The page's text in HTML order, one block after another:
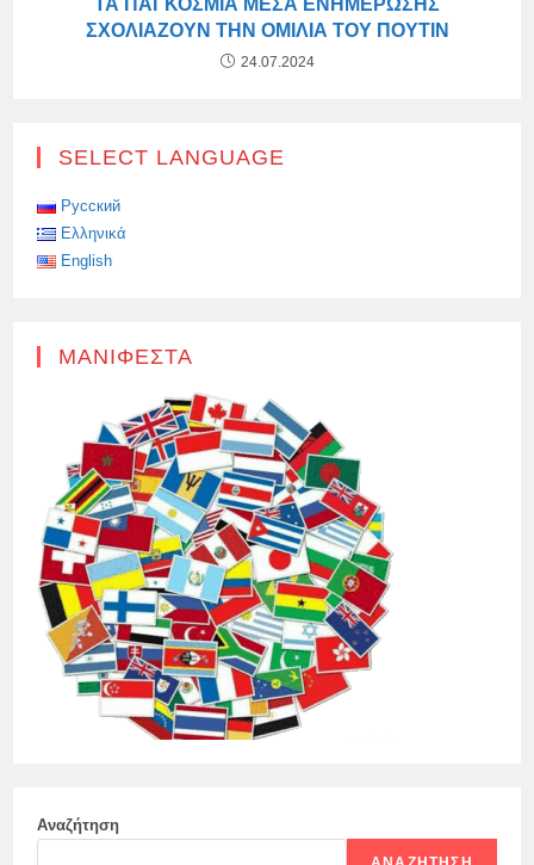
ΣΧΟΛΙΆΖΟΥΝ ΤΗΝ ΟΜΙΛΊΑ ΤΟΥ ΠΟΎΤΙΝ
24.07.2024
SELECT LANGUAGE
Русский
Ελληνικά
English
ΜΑΝΙΦΈΣΤΑ
Αναζήτηση